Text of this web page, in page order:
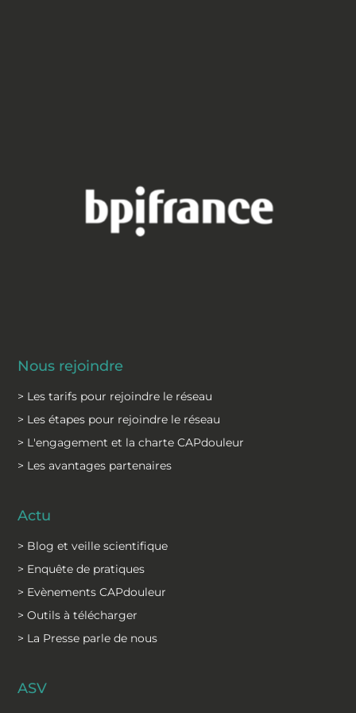
Nous rejoindre
> Les tarifs pour rejoindre le réseau
> Les étapes pour rejoindre le réseau
> L'engagement et la charte CAPdouleur
> Les avantages partenaires
Actu
> Blog et veille scientifique
> Enquête de pratiques
> Evènements CAPdouleur
> Outils à télécharger
> La Presse parle de nous
ASV